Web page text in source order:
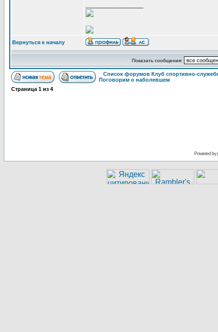
Вернуться к началу
Показать сообщения:
Список форумов Клуб спортивно-
Поговорим о наболевшем
Страница 1 из 4
Powered by